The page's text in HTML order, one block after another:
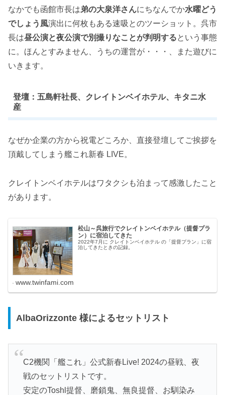
なかでも函館市長は弟の大泉洋さんにちなんでか水曜どう
でしょう風演出に何枚もある速吸とのツーショット。呉市
長は昼公演と夜公演で別撮りなことが判明するという事態
に。ほんとすみません、うちの運営が・・・、また遊びに
いきます。
登壇：五島軒社長、クレイトンベイホテル、キタニ水
産
なぜか企業の方から祝電どころか、直接登壇してご挨拶を
頂戴してしまう艦これ新春 LIVE。
クレイトンベイホテルはワタクシも泊まって感激したこと
があります。
松山～呉旅行でクレイトンベイホテル（提督プラ
ン）に宿泊してきた
2022年7月に クレイトンベイホテル の「提督プラン」に宿
泊してきたときの記録。
www.twinfami.com
AlbaOrizzonte 様によるセットリスト
C2機関「艦これ」公式新春Live! 2024の昼戦、夜
戦のセットリストです。
安定のToshl提督、磨鎖鬼、無良提督、お馴染み